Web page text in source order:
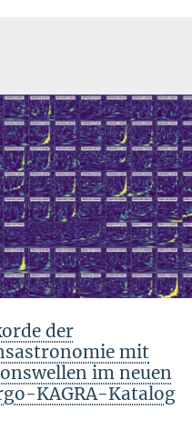
der
mit
im neuen
KAGRA-Katalog